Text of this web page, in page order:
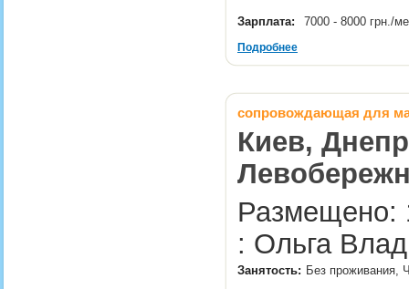
Зарплата: 7000 - 8000 грн./
Подробнее
сопровождающая для
Киев,
Размещено:
: Ольга
Занятость: Без проживания,